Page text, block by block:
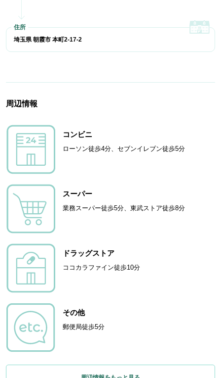
埼玉県 朝霞市 本町2-17-2
周辺情報
コンビニ
ローソン徒歩4分、セブンイレブン徒歩5分
スーパー
業務スーパー徒歩5分、東武ストア徒歩8分
ドラッグストア
ココカラファイン徒歩10分
その他
郵便局徒歩5分